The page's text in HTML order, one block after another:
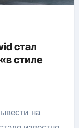
стал
стиле